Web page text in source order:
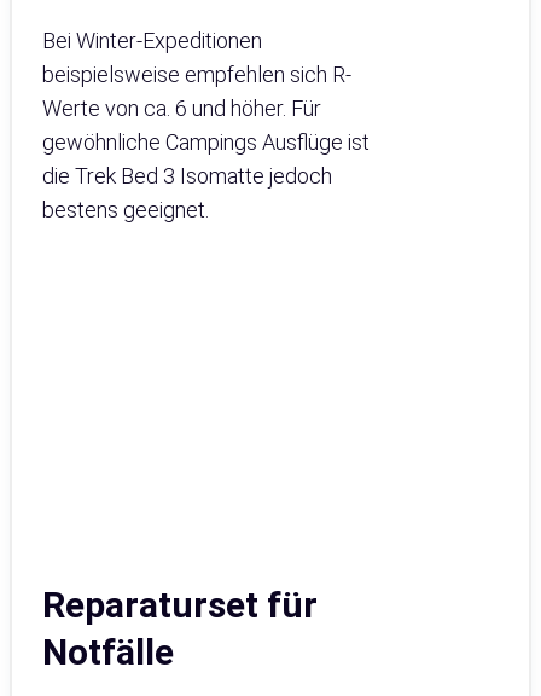
Bei Winter-Expeditionen
beispielsweise empfehlen sich R-
Werte von ca. 6 und höher. Für
gewöhnliche Campings Ausflüge ist
die Trek Bed 3 Isomatte jedoch
bestens geeignet.
Reparaturset für
Notfälle